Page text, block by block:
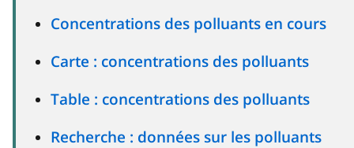
Concentrations des polluants en cours
Carte : concentrations des polluants
Table : concentrations des polluants
Recherche : données sur les polluants